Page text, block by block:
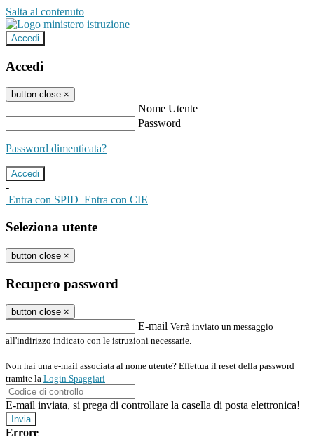
Salta al contenuto
Accedi
Accedi
button close ×
Nome Utente
Password
Password dimenticata?
-
Entra con SPID Entra con CIE
Seleziona utente
button close ×
Recupero password
button close ×
E-mail Verrà inviato un messaggio
all'indirizzo indicato con le istruzioni necessarie.
Non hai una e-mail associata al nome utente? Effettua il reset della password
tramite la Login Spaggiari
E-mail inviata, si prega di controllare la casella di posta elettronica!
Errore